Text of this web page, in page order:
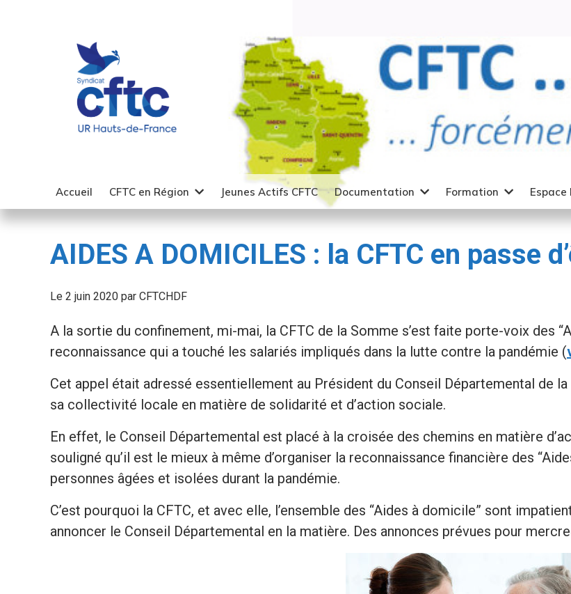
Accueil CFTC en Région Jeunes Actifs CFTC Documentation Formation Espace
AIDES A DOMICILES : la CFTC en passe
Le 2 juin 2020 par CFTCHDF
A la sortie du confinement, mi-mai, la CFTC de la Somme s’est faite porte-voix des
reconnaissance qui a touché les salariés impliqués dans la lutte contre la pandémie (
Cet appel était adressé essentiellement au Président du Conseil Départemental de
sa collectivité locale en matière de solidarité et d’action sociale.
En effet, le Conseil Départemental est placé à la croisée des chemins en matière
souligné qu’il est le mieux à même d’organiser la reconnaissance financière des
personnes âgées et isolées durant la pandémie.
C’est pourquoi la CFTC, et avec elle, l’ensemble des “Aides à domicile” sont
annoncer le Conseil Départemental en la matière. Des annonces prévues pour